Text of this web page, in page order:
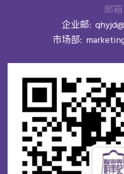
邮箱
企业邮:
市场部: